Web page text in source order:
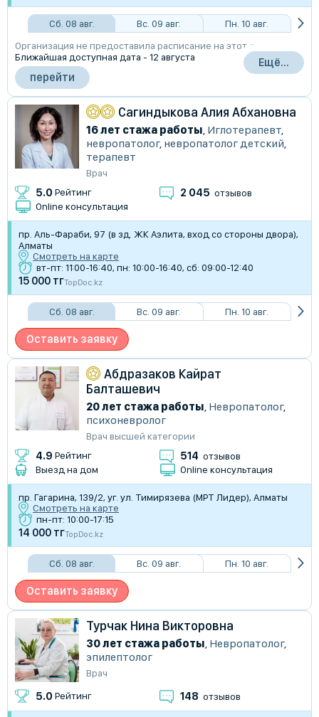
Сб. 08 авг. Вс. 09 авг.
Пн. 10 авг.
Организация не предоставила расписание на этот день
Ближайшая доступная дата - 12 августа
перейти
Ещё...
Сагиндыкова Алия Абхановна
16 лет стажа работы, Иглотерапевт,
невропатолог, невропатолог детский,
терапевт
Врач
5.0 Рейтинг 2 045 отзывов
Online консультация
пр. Аль-Фараби, 97 (в зд. ЖК Аэлита, вход со стороны двора),
Алматы
Смотреть на карте
вт-пт: 11:00-16:40, пн: 10:00-16:40, сб: 09:00-12:40
15 000 тгTopDoc.kz
Сб. 08 авг. Вс. 09 авг. Пн. 10 авг.
Оставить заявку
Абдразаков Кайрат
Балташевич
20 лет стажа работы, Невропатолог,
психоневролог
Врач высшей категории
4.9 Рейтинг 514 отзывов
Выезд на дом
Online консультация
пр. Гагарина, 139/2, уг. ул. Тимирязева (МРТ Лидер), Алматы
Смотреть на карте
пн-пт: 10:00-17:15
14 000 тгTopDoc.kz
Сб. 08 авг. Вс. 09 авг. Пн. 10 авг.
Оставить заявку
Турчак Нина Викторовна
30 лет стажа работы, Невропатолог,
эпилептолог
Врач
5.0 Рейтинг 148 отзывов